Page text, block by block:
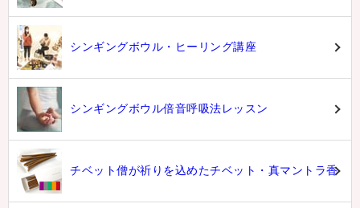
シンギングボウル・ヒーリング講座
シンギングボウル倍音呼吸法レッスン
チベット僧が祈りを込めたチベット・真マントラ香